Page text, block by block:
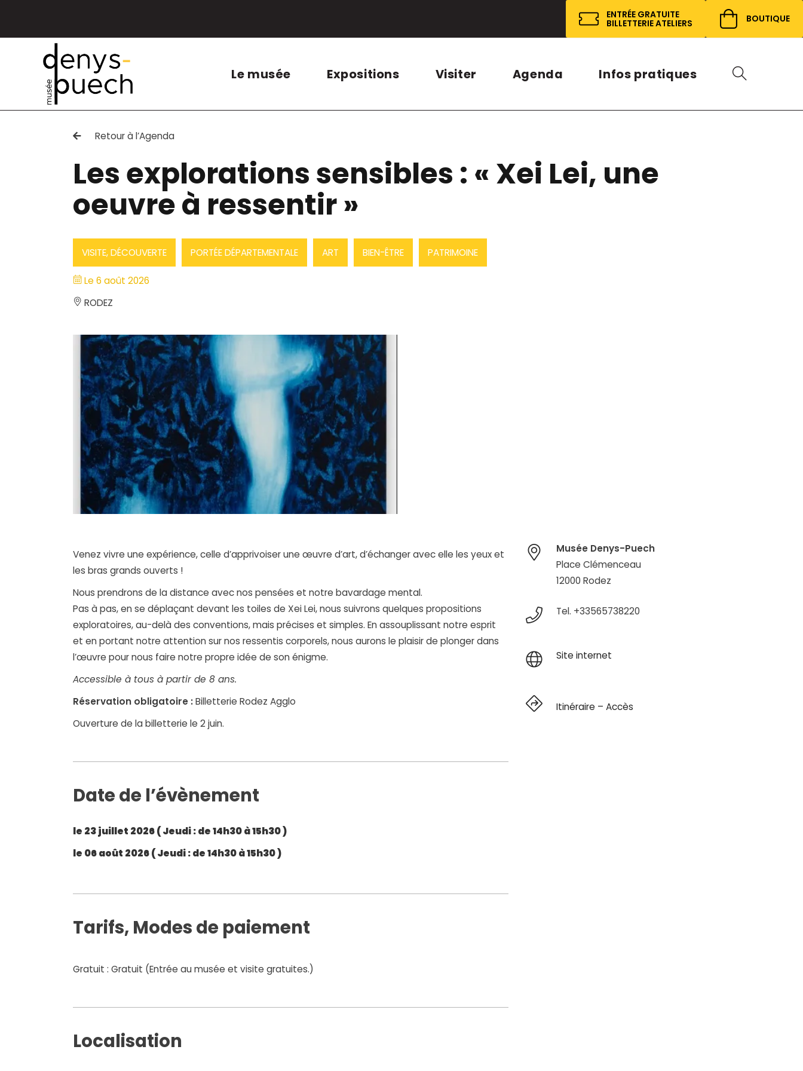
ENTRÉE GRATUITE
BILLETTERIE ATELIERS BOUTIQUE
Le musée Expositions Visiter Agenda Infos pratiques
Retour à l’Agenda
Les explorations sensibles : « Xei Lei, une
oeuvre à ressentir »
VISITE, DÉCOUVERTE PORTÉE DÉPARTEMENTALE ART BIEN-ÊTRE PATRIMOINE
Le 6 août 2026
RODEZ
Venez vivre une expérience, celle d’apprivoiser une œuvre d’art, d’échanger avec elle les yeux et
les bras grands ouverts !
Nous prendrons de la distance avec nos pensées et notre bavardage mental.
Pas à pas, en se déplaçant devant les toiles de Xei Lei, nous suivrons quelques propositions
exploratoires, au-delà des conventions, mais précises et simples. En assouplissant notre esprit
et en portant notre attention sur nos ressentis corporels, nous aurons le plaisir de plonger dans
l’œuvre pour nous faire notre propre idée de son énigme.
Accessible à tous à partir de 8 ans.
Réservation obligatoire :Billetterie Rodez Agglo
Ouverture de la billetterie le 2 juin.
Date de l’évènement
le 23 juillet 2026 (Jeudi: de 14h30 à 15h30 )
le 06 août 2026 (Jeudi: de 14h30 à 15h30 )
Tarifs, Modes de paiement
Gratuit : Gratuit (Entrée au musée et visite gratuites.)
Localisation
Musée Denys-Puech
Place Clémenceau
12000 Rodez
Tel. +33565738220
Site internet
Itinéraire – Accès